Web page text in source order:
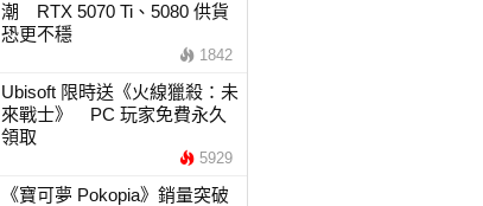
潮 RTX 5070 Ti、5080 供貨
恐更不穩
1842
Ubisoft 限時送《火線獵殺：未
來戰士》 PC 玩家免費永久
領取
5929
《寶可夢 Pokopia》銷量突破